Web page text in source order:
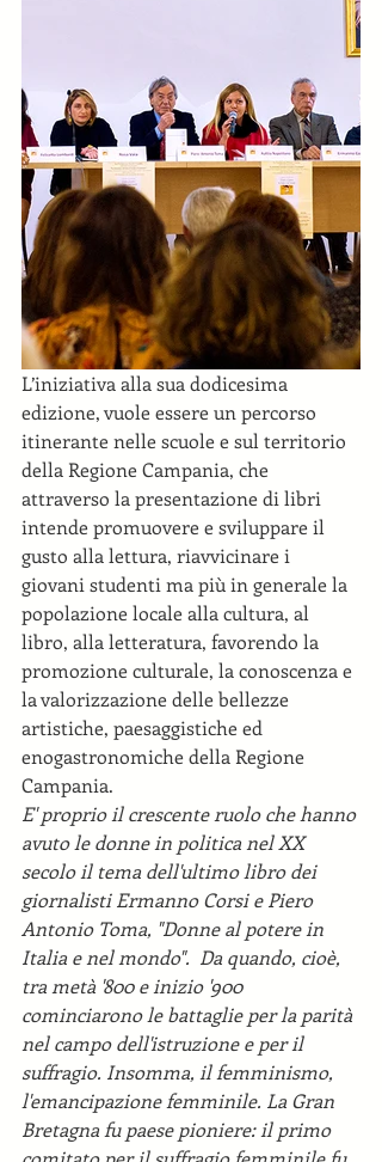
L’iniziativa alla sua dodicesima
edizione, vuole essere un percorso
itinerante nelle scuole e sul territorio
della Regione Campania, che
attraverso la presentazione di libri
intende promuovere e sviluppare il
gusto alla lettura, riavvicinare i
giovani studenti ma più in generale la
popolazione locale alla cultura, al
libro, alla letteratura, favorendo la
promozione culturale, la conoscenza e
la valorizzazione delle bellezze
artistiche, paesaggistiche ed
enogastronomiche della Regione
Campania.
E' proprio il crescente ruolo che hanno
avuto le donne in politica nel XX
secolo il tema dell'ultimo libro dei
giornalisti Ermanno Corsi e Piero
Antonio Toma, "Donne al potere in
Italia e nel mondo".  Da quando, cioè,
tra metà '800 e inizio '900
cominciarono le battaglie per la parità
nel campo dell'istruzione e per il
suffragio. Insomma, il femminismo,
l'emancipazione femminile. La Gran
Bretagna fu paese pioniere: il primo